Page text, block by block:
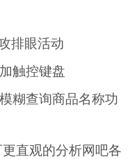
排眼活动
触控键盘
查询商品名称功
直观的分析网吧各